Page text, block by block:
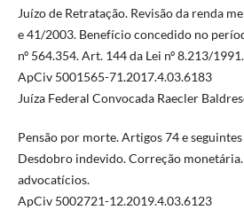
Juízo de Retratação. Revisão da renda
e 41/2003. Benefício concedido no
nº 564.354. Art. 144 da Lei nº 8.213/1991.
ApCiv 5001565-71.2017.4.03.6183
Juíza Federal Convocada Raecler
Pensão por morte. Artigos 74 e
Desdobro indevido. Correção
advocatícios.
ApCiv 5002721-12.2019.4.03.6123